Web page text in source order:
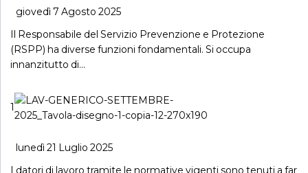
giovedì 7 Agosto 2025
Il Responsabile del Servizio Prevenzione e Protezione
(RSPP) ha diverse funzioni fondamentali. Si occupa
innanzitutto di…
1
lunedì 21 Luglio 2025
I datori di lavoro tramite le normative vigenti sono tenuti a far